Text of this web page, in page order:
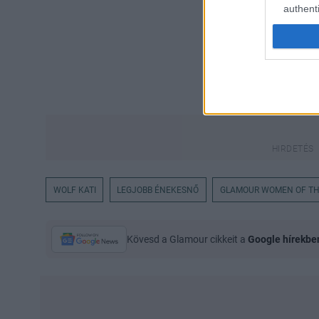
WOLF KATI LEGJOBB ÉNEKESNŐ GLAMOUR WOMEN OF
Kövesd a Glamour cikkeit a Google